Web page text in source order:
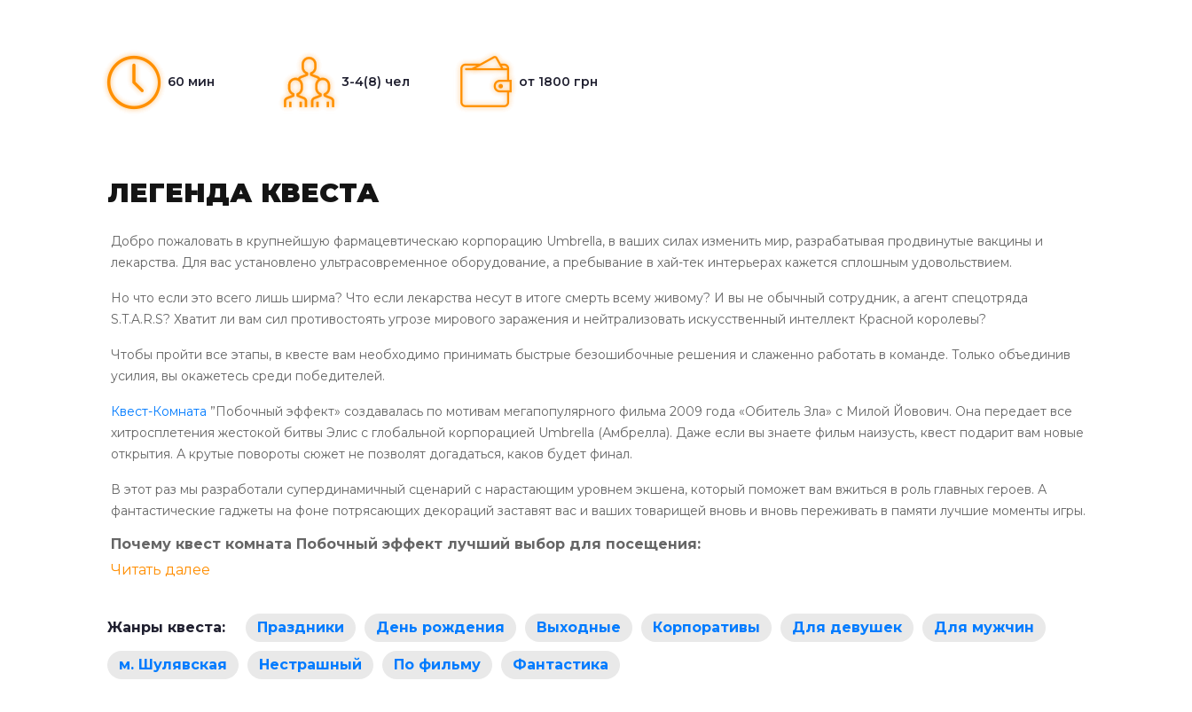
60 мин 3-4(8) чел от 1800 грн
ЛЕГЕНДА КВЕСТА
Добро пожаловать в крупнейшую фармацевтическаю корпорацию Umbrella, в ваших силах изменить мир, разрабатывая продвинутые вакцины и
лекарства. Для вас установлено ультрасовременное оборудование, а пребывание в хай-тек интерьерах кажется сплошным удовольствием.
Но что если это всего лишь ширма? Что если лекарства несут в итоге смерть всему живому? И вы не обычный сотрудник, а агент спецотряда
S.T.A.R.S? Хватит ли вам сил противостоять угрозе мирового заражения и нейтрализовать искусственный интеллект Красной королевы?
Чтобы пройти все этапы, в квесте вам необходимо принимать быстрые безошибочные решения и слаженно работать в команде. Только объединив
усилия, вы окажетесь среди победителей.
Квест-Комната ”Побочный эффект» создавалась по мотивам мегапопулярного фильма 2009 года «Обитель Зла» с Милой Йовович. Она передает все
хитросплетения жестокой битвы Элис с глобальной корпорацией Umbrella (Амбрелла). Даже если вы знаете фильм наизусть, квест подарит вам новые
открытия. А крутые повороты сюжет не позволят догадаться, каков будет финал.
В этот раз мы разработали супердинамичный сценарий с нарастающим уровнем экшена, который поможет вам вжиться в роль главных героев. А
фантастические гаджеты на фоне потрясающих декораций заставят вас и ваших товарищей вновь и вновь переживать в памяти лучшие моменты игры.
Почему квест комната Побочный эффект лучший выбор для посещения:
Читать далее
Жанры квеста: Праздники День рождения Выходные Корпоративы Для девушек Для мужчин
м. Шулявская Нестрашный По фильму Фантастика